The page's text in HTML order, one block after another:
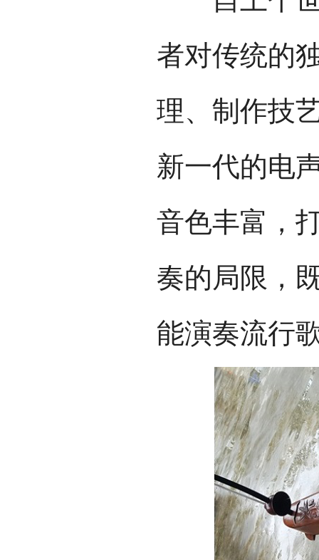
者对传统的
理、制作技
新一代的电
音色丰富，
奏的局限，
能演奏流行